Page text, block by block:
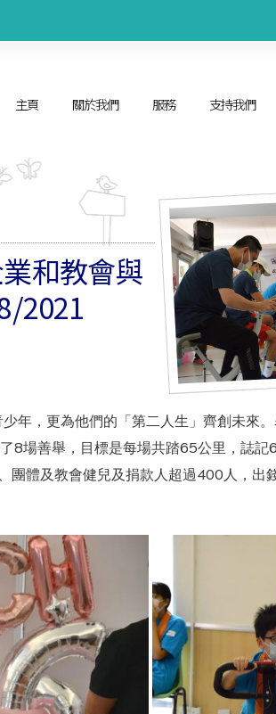
主頁 關於我們 服務 支持我們
和教會與
2021
年，更為他們的「第二人生」齊創未來
8場善舉，目標是每場共踏65公里，誌記
團體及教會健兒及捐款人超過400人，出